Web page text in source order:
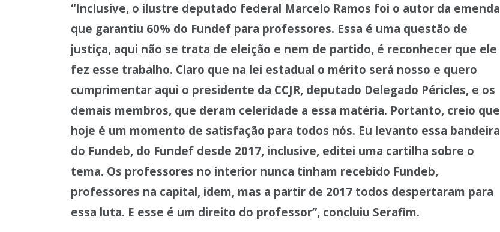
“Inclusive, o ilustre deputado federal Marcelo Ramos foi o autor da emenda
que garantiu 60% do Fundef para professores. Essa é uma questão de
justiça, aqui não se trata de eleição e nem de partido, é reconhecer que ele
fez esse trabalho. Claro que na lei estadual o mérito será nosso e quero
cumprimentar aqui o presidente da CCJR, deputado Delegado Péricles, e os
demais membros, que deram celeridade a essa matéria. Portanto, creio que
hoje é um momento de satisfação para todos nós. Eu levanto essa bandeira
do Fundeb, do Fundef desde 2017, inclusive, editei uma cartilha sobre o
tema. Os professores no interior nunca tinham recebido Fundeb,
professores na capital, idem, mas a partir de 2017 todos despertaram para
essa luta. E esse é um direito do professor”, concluiu Serafim.